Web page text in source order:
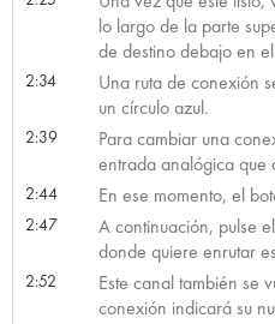
lo largo de la parte
de destino debajo en
2:34
Una ruta de conexión
un círculo azul.
2:39
Para cambiar una
entrada analógica que
2:44 En ese momento, el
2:47
A continuación, pulse
donde quiere enrutar
2:52
Este canal también se
conexión indicará su